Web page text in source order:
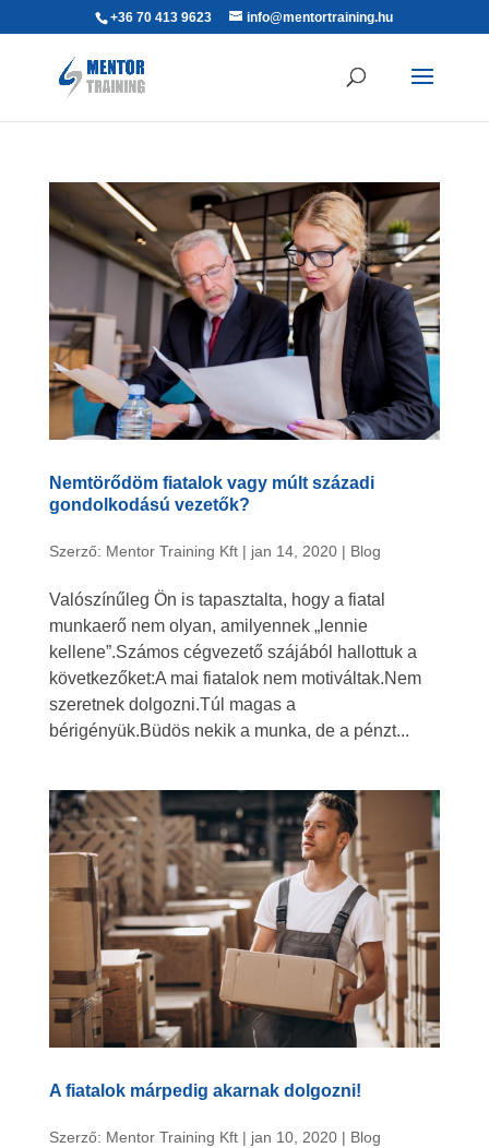
+36 70 413 9623 info@mentortraining.hu
Nemtörődöm fiatalok vagy múlt századi
gondolkodású vezetők?
Szerző: Mentor Training Kft| jan 14, 2020| Blog
Valószínűleg Ön is tapasztalta, hogy a fiatal
munkaerő nem olyan, amilyennek „lennie
kellene”.Számos cégvezető szájából hallottuk a
következőket:A mai fiatalok nem motiváltak.Nem
szeretnek dolgozni.Túl magas a
bérigényük.Büdös nekik a munka, de a pénzt...
A fiatalok márpedig akarnak dolgozni!
Szerző: Mentor Training Kft| jan 10, 2020| Blog